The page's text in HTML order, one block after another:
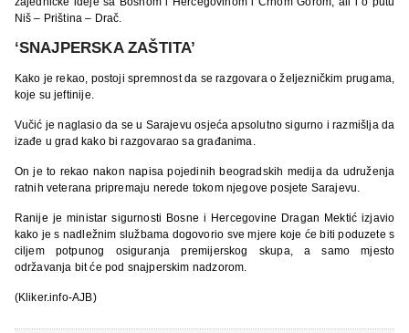
Niš – Priština – Drač.
‘SNAJPERSKA ZAŠTITA’
Kako je rekao, postoji spremnost da se razgovara o željezničkim prugama,
koje su jeftinije.
Vučić je naglasio da se u Sarajevu osjeća apsolutno sigurno i razmišlja da
izađe u grad kako bi razgovarao sa građanima.
On je to rekao nakon napisa pojedinih beogradskih medija da udruženja
ratnih veterana pripremaju nerede tokom njegove posjete Sarajevu.
Ranije je ministar sigurnosti Bosne i Hercegovine Dragan Mektić izjavio
kako je s nadležnim službama dogovorio sve mjere koje će biti poduzete s
ciljem potpunog osiguranja premijerskog skupa, a samo mjesto
održavanja bit će pod snajperskim nadzorom.
(Kliker.info-AJB)